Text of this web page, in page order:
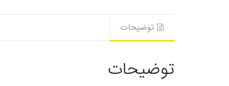
توضیحات
توضیحات